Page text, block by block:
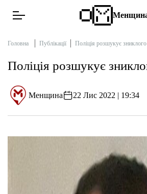
Тексти
Головна Публікації Поліція розшукує
Поліція розшукує
Менщина 22 Лис 2022 | 19:34